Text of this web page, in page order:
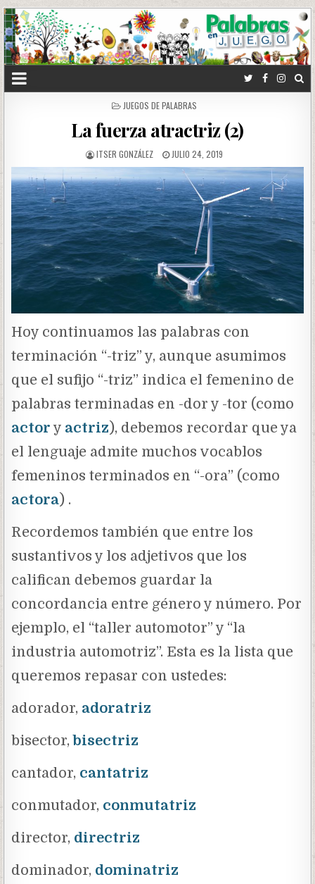
POSTED
JUEGOS DE PALABRAS
La fuerza atractriz (2)
ITSER GONZÁLEZ JULIO 24, 2019
Hoy continuamos las palabras con
terminación “-triz” y, aunque asumimos
que el sufijo “-triz” indica el femenino de
palabras terminadas en -dor y -tor (como
actor y actriz), debemos recordar que ya
el lenguaje admite muchos vocablos
femeninos terminados en “-ora” (como
actora) .
Recordemos también que entre los
sustantivos y los adjetivos que los
califican debemos guardar la
concordancia entre género y número. Por
ejemplo, el “taller automotor” y “la
industria automotriz”. Esta es la lista que
queremos repasar con ustedes:
adorador, adoratriz
bisector,bisectriz
cantador, cantatriz
conmutador, conmutatriz
director, directriz
dominador, dominatriz